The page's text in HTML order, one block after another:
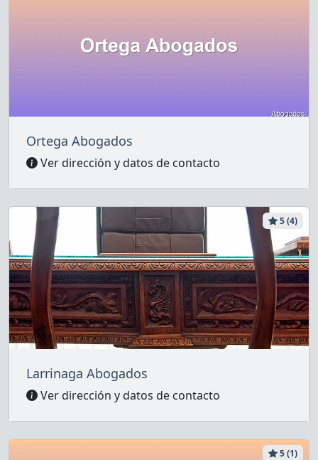
Ortega Abogados
Ver dirección y datos de contacto
5 (4)
Larrinaga Abogados
Ver dirección y datos de contacto
5 (1)